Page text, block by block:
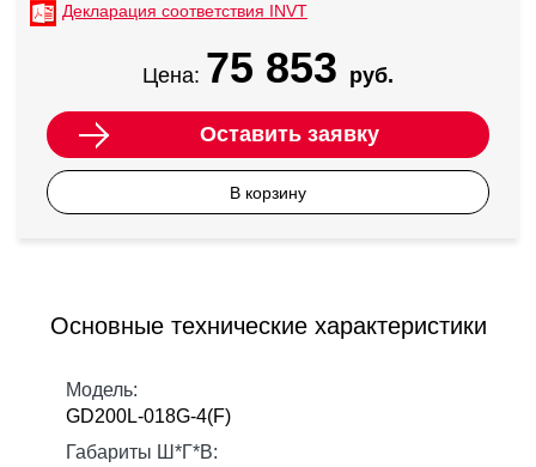
Декларация соответствия INVT
Цена: 75 853 руб.
Оставить заявку
В корзину
Основные технические характеристики
Модель:
GD200L-018G-4(F)
Габариты Ш*Г*В: